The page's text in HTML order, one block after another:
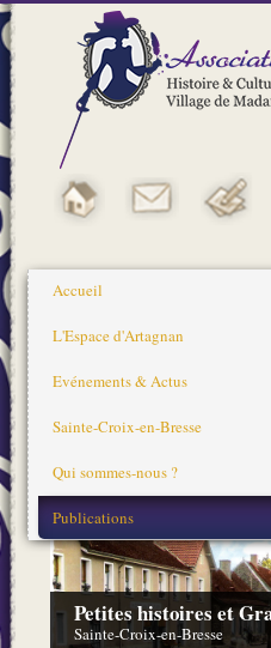
Accueil
L'Espace d'Artagnan
Evénements & Actus
Sainte-Croix-en-Bresse
Qui sommes-nous ?
Publications
Petites histoires et
Sainte-Croix-en-Bresse